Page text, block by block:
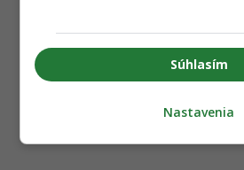
Súhlasím
Nastavenia